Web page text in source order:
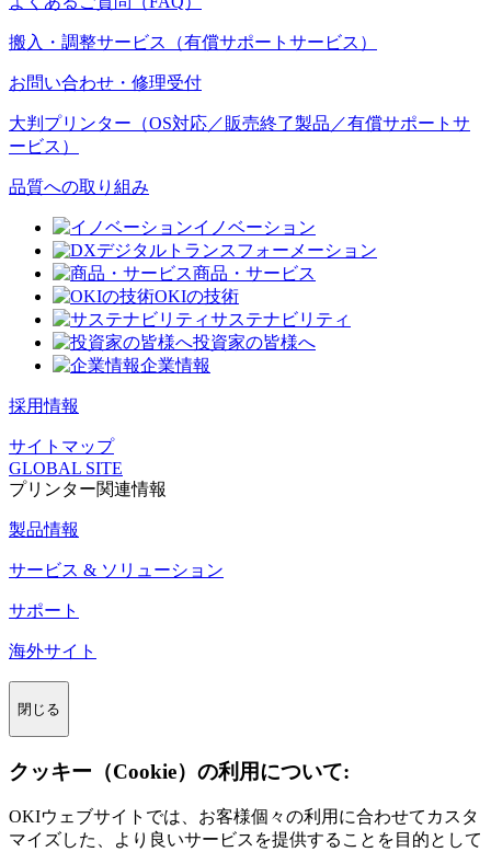
搬入・調整サービス（有償サポートサービス）
お問い合わせ・修理受付
大判プリンター（OS対応／販売終了製品／有償サポートサ
ービス）
品質への取り組み
イノベーション
デジタルトランスフォーメーション
商品・サービス
OKIの技術
サステナビリティ
投資家の皆様へ
企業情報
採用情報
サイトマップ
GLOBAL SITE
プリンター関連情報
製品情報
サービス & ソリューション
サポート
海外サイト
閉じる
クッキー（Cookie）の利用について:
OKIウェブサイトでは、お客様個々の利用に合わせてカスタ
マイズした、より良いサービスを提供することを目的として